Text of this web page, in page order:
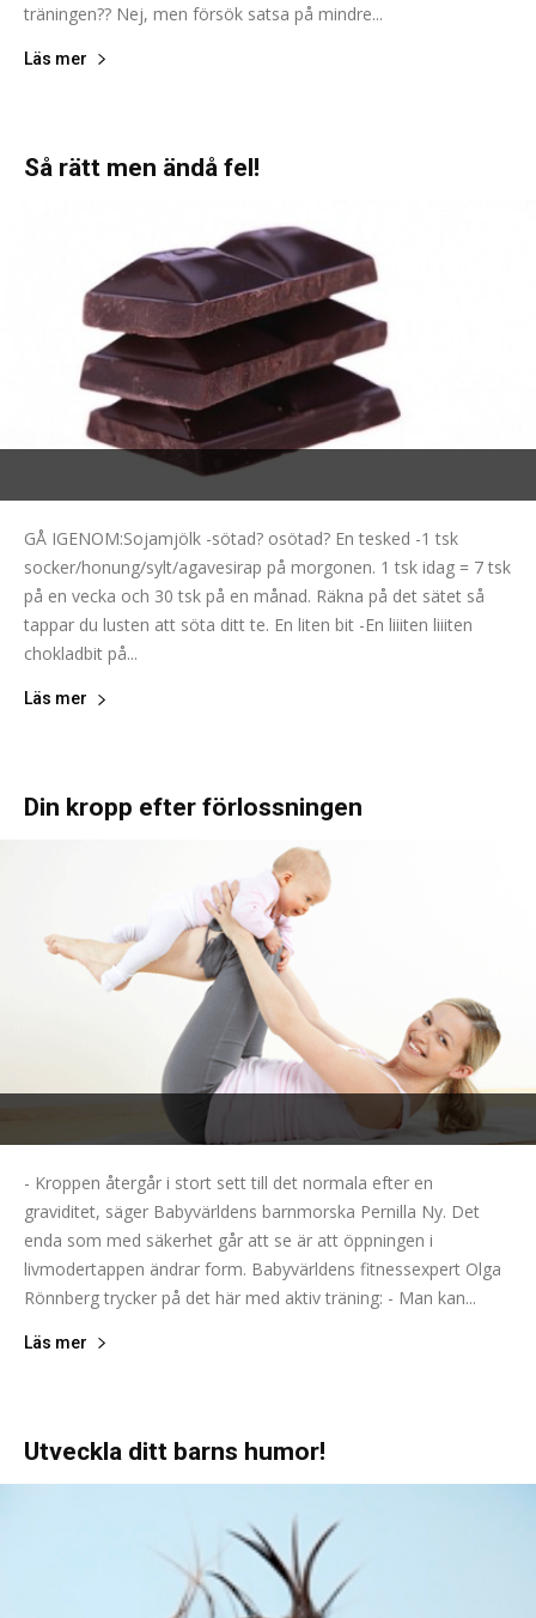
träningen?? Nej, men försök satsa på mindre...
Läs mer
Så rätt men ändå fel!
GÅ IGENOM:Sojamjölk -sötad? osötad? En tesked -1 tsk
socker/honung/sylt/agavesirap på morgonen. 1 tsk idag = 7 tsk
på en vecka och 30 tsk på en månad. Räkna på det sätet så
tappar du lusten att söta ditt te. En liten bit -En liiiten liiiten
chokladbit på...
Läs mer
Din kropp efter förlossningen
- Kroppen återgår i stort sett till det normala efter en
graviditet, säger Babyvärldens barnmorska Pernilla Ny. Det
enda som med säkerhet går att se är att öppningen i
livmodertappen ändrar form. Babyvärldens fitnessexpert Olga
Rönnberg trycker på det här med aktiv träning: - Man kan...
Läs mer
Utveckla ditt barns humor!